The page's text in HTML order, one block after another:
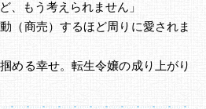
、もう考えられません」
（商売）するほど周りに愛されま
める幸せ。転生令嬢の成り上がり